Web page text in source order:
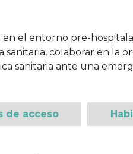
en el entorno pre-
colaborar en la
sanitaria ante una
de acceso